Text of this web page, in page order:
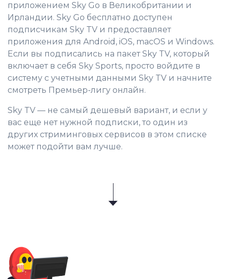
приложением Sky Go в Великобритании и
Ирландии. Sky Go бесплатно доступен
подписчикам Sky TV и предоставляет
приложения для Android, iOS, macOS и Windows.
Если вы подписались на пакет Sky TV, который
включает в себя Sky Sports, просто войдите в
систему с учетными данными Sky TV и начните
смотреть Премьер-лигу онлайн.
Sky TV — не самый дешевый вариант, и если у
вас еще нет нужной подписки, то один из
других стриминговых сервисов в этом списке
может подойти вам лучше.